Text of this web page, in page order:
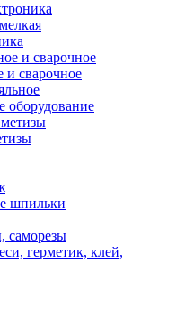
и сварочное
оборудование
шпильки
герметик, клей,